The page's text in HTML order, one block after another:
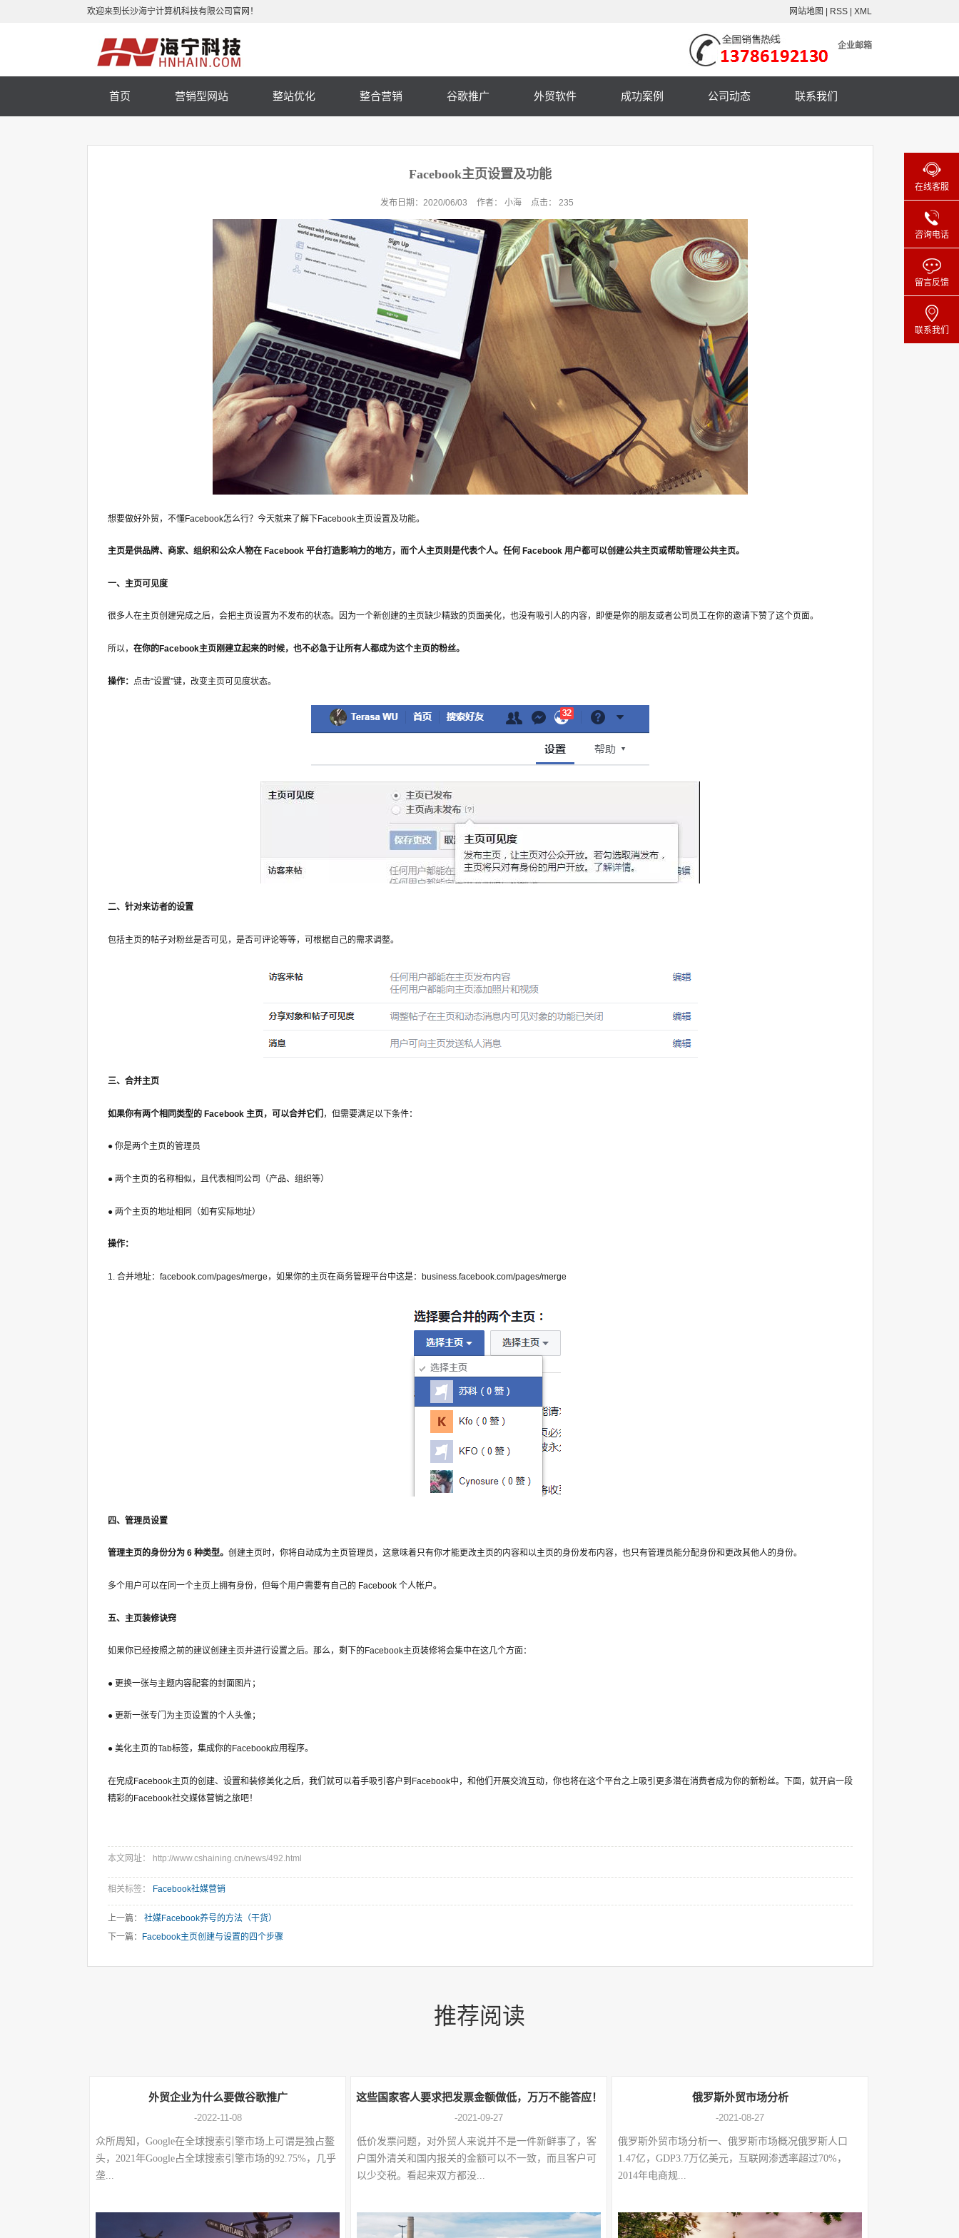
欢迎来到长沙海宁计算机科技有限公司官网！ 网站地图 RSS XML
企业邮箱
首页 营销型网站 整站优化 整合营销 谷歌推广 外贸软件 成功案例 公司动态 联系我们
Facebook主页设置及功能
发布日期： 2020/06/03 作者： 小海 点击： 235
想要做好外贸，不懂Facebook怎么行？今天就来了解下Facebook主页设置及功能。
主页是供品牌、商家、组织和公众人物在 Facebook 平台打造影响力的地方，而个人主页则是代表个人。任何 Facebook 用户都可以创建公共主页或帮助管理公共主页。
一、主页可见度
很多人在主页创建完成之后，会把主页设置为不发布的状态。因为一个新创建的主页缺少精致的页面美化，也没有吸引人的内容，即便是你的朋友或者公司员工在你的邀请下赞了这个页面。
所以， 在你的Facebook主页刚建立起来的时候，也不必急于让所有人都成为这个主页的粉丝。
操作： 点击“设置”键，改变主页可见度状态。
二、针对来访者的设置
包括主页的帖子对粉丝是否可见，是否可评论等等，可根据自己的需求调整。
三、合并主页
如果你有两个相同类型的 Facebook 主页，可以合并它们 ，但需要满足以下条件：
● 你是两个主页的管理员
● 两个主页的名称相似，且代表相同公司（产品、组织等）
● 两个主页的地址相同（如有实际地址）
操作：
1. 合并地址：facebook.com/pages/merge，如果你的主页在商务管理平台中这是：business.facebook.com/pages/merge
四、管理员设置
管理主页的身份分为 6 种类型。 创建主页时，你将自动成为主页管理员，这意味着只有你才能更改主页的内容和以主页的身份发布内容，也只有管理员能分配身份和更改其他人的身份。
多个用户可以在同一个主页上拥有身份，但每个用户需要有自己的 Facebook 个人帐户。
五、主页装修诀窍
如果你已经按照之前的建议创建主页并进行设置之后。那么，剩下的Facebook主页装修将会集中在这几个方面：
● 更换一张与主题内容配套的封面图片；
● 更新一张专门为主页设置的个人头像；
● 美化主页的Tab标签，集成你的Facebook应用程序。
在完成Facebook主页的创建、设置和装修美化之后，我们就可以着手吸引客户到Facebook中，和他们开展交流互动，你也将在这个平台之上吸引更多潜在消费者成为你的新粉丝。下面，就开启一段
精彩的Facebook社交媒体营销之旅吧！
本文网址： http://www.cshaining.cn/news/492.html
相关标签： Facebook社媒营销
上一篇： 社媒Facebook养号的方法（干货）
下一篇：
Facebook主页创建与设置的四个步骤
推荐阅读
外贸企业为什么要做谷歌推广
-2022-11-08
众所周知，Google在全球搜索引擎市场上可谓是独占鳌
头，2021年Google占全球搜索引擎市场的92.75%，几乎
垄...
这些国家客人要求把发票金额做低，万万不能答应！
-2021-09-27
低价发票问题，对外贸人来说并不是一件新鲜事了，客
户国外清关和国内报关的金额可以不一致，而且客户可
以少交税。看起来双方都没...
俄罗斯外贸市场分析
-2021-08-27
俄罗斯外贸市场分析一、俄罗斯市场概况俄罗斯人口
1.47亿，GDP3.7万亿美元，互联网渗透率超过70%，
2014年电商规...
在线客服
咨询电话
留言反馈
联系我们